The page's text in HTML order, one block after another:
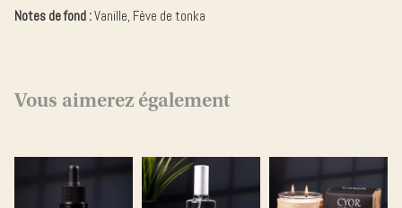
Notes de fond :Vanille, Fève de tonka
Vous aimerez également